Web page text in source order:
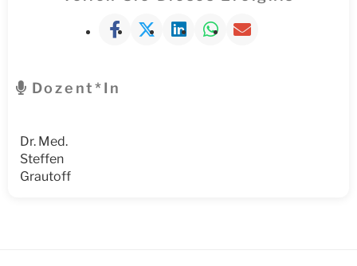
Dozent*in
Dr. Med.
Steffen
Grautoff